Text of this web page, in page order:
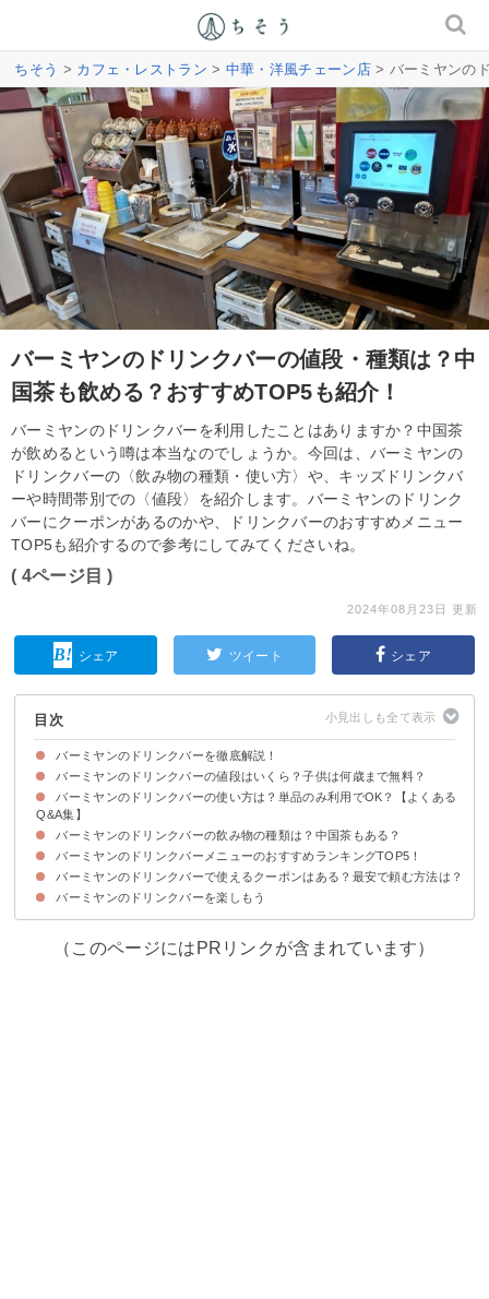
ちそう > カフェ・レストラン > 中華・洋風チェーン店> バーミヤンの
バーミヤンのドリンクバーの値段・種類は？中
国茶も飲める？おすすめTOP5も紹介！
バーミヤンのドリンクバーを利用したことはありますか？中国茶
が飲めるという噂は本当なのでしょうか。今回は、バーミヤンの
ドリンクバーの〈飲み物の種類・使い方〉や、キッズドリンクバ
ーや時間帯別での〈値段〉を紹介します。バーミヤンのドリンク
バーにクーポンがあるのかや、ドリンクバーのおすすめメニュー
TOP5も紹介するので参考にしてみてくださいね。
( 4ページ目 )
2024年08月23日 更新
シェア ツイート シェア
目次
バーミヤンのドリンクバーを徹底解説！
バーミヤンのドリンクバーの値段はいくら？子供は何歳まで無料？
バーミヤンのドリンクバーの値段
バーミヤンのドリンクバーの値段を他のファミレスと比較
バーミヤンのスープバーもおすすめ
バーミヤンのドリンクバーの使い方は？単品のみ利用でOK？【よくある
Q&A集】
バーミヤンのドリンクバーの基本的な使い方
Q1.バーミヤンはドリンクバーのみの単品利用でもいい？
Q2.バーミヤンのドリンクバーはお茶が豊富？中国茶が飲める？
バーミヤンのドリンクバーの飲み物の種類は？中国茶もある？
バーミヤンのドリンクバーの種類【コーヒー編】
バーミヤンのドリンクバーの種類【お茶葉・中国茶編】
バーミヤンのドリンクバーの種類【ソフトドリンク編】
バーミヤンのドリンクバーの種類【その他編】
バーミヤンのドリンクバーメニューのおすすめランキングTOP5！
5位：ライチ紅茶
4位：祁門紅茶
3位：ジャスミン茶
2位：仏手烏龍茶
1位：桃ドリンク
バーミヤンのドリンクバーで使えるクーポンはある？最安で頼む方法は？
バーミヤンのドリンクバーを楽しもう
（このページにはPRリンクが含まれています）